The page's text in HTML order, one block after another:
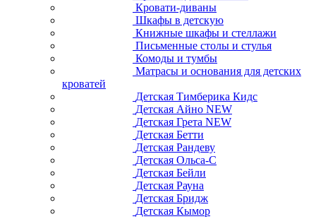
Кровати-диваны
Шкафы в детскую
Книжные шкафы и стеллажи
Письменные столы и стулья
Комоды и тумбы
Матрасы и основания для детских
кроватей
Детская Тимберика Кидс
Детская Айно NEW
Детская Грета NEW
Детская Бетти
Детская Рандеву
Детская Ольса-С
Детская Бейли
Детская Рауна
Детская Бридж
Детская Кымор